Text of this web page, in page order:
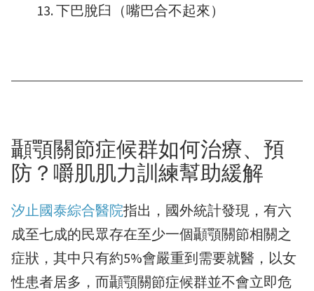
下巴脫臼（嘴巴合不起來）
顳顎關節症候群如何治療、預
防？嚼肌肌力訓練幫助緩解
汐止國泰綜合醫院指出，國外統計發現，有六
成至七成的民眾存在至少一個顳顎關節相關之
症狀，其中只有約5%會嚴重到需要就醫，以女
性患者居多，而顳顎關節症候群並不會立即危